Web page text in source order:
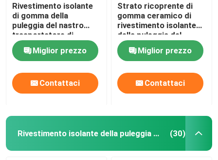
Rivestimento isolante
di gomma della
puleggia del nastro
trasportatore di
rivestimento isolante
della puleggia ceramica
del tamburo
Miglior prezzo
Contattaci
Strato ricoprente di
gomma ceramico di
rivestimento isolante
della puleggia del
trasportatore con lo
strato legante del Cn
Miglior prezzo
Contattaci
Rivestimento isolante della puleggia del trasportatore (30)